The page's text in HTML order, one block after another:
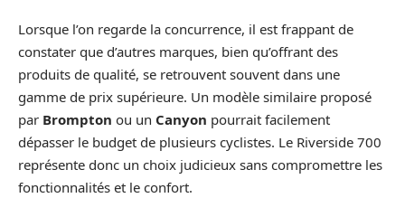
Lorsque l’on regarde la concurrence, il est frappant de
constater que d’autres marques, bien qu’offrant des
produits de qualité, se retrouvent souvent dans une
gamme de prix supérieure. Un modèle similaire proposé
par Brompton ou un Canyon pourrait facilement
dépasser le budget de plusieurs cyclistes. Le Riverside 700
représente donc un choix judicieux sans compromettre les
fonctionnalités et le confort.